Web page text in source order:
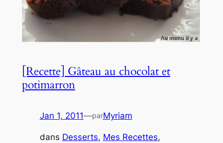
[Recette] Gâteau au chocolat et
potimarron
Jan 1, 2011—parMyriam
dans Desserts, Mes Recettes